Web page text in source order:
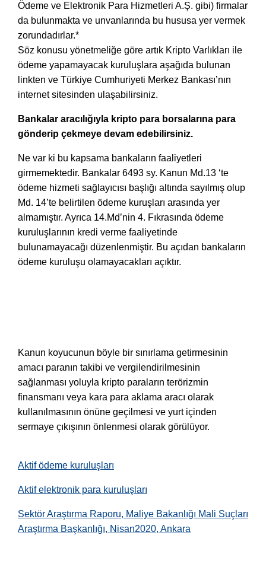
Ödeme ve Elektronik Para Hizmetleri A.Ş. gibi) firmalar
da bulunmakta ve unvanlarında bu hususa yer vermek
zorundadırlar.*
Söz konusu yönetmeliğe göre artık Kripto Varlıkları ile
ödeme yapamayacak kuruluşlara aşağıda bulunan
linkten ve Türkiye Cumhuriyeti Merkez Bankası’nın
internet sitesinden ulaşabilirsiniz.
Bankalar aracılığıyla kripto para borsalarına para
gönderip çekmeye devam edebilirsiniz.
Ne var ki bu kapsama bankaların faaliyetleri
girmemektedir. Bankalar 6493 sy. Kanun Md.13 ‘te
ödeme hizmeti sağlayıcısı başlığı altında sayılmış olup
Md. 14’te belirtilen ödeme kuruşları arasında yer
almamıştır. Ayrıca 14.Md’nin 4. Fıkrasında ödeme
kuruluşlarının kredi verme faaliyetinde
bulunamayacağı düzenlenmiştir. Bu açıdan bankaların
ödeme kuruluşu olamayacakları açıktır.
Kanun koyucunun böyle bir sınırlama getirmesinin
amacı paranın takibi ve vergilendirilmesinin
sağlanması yoluyla kripto paraların terörizmin
finansmanı veya kara para aklama aracı olarak
kullanılmasının önüne geçilmesi ve yurt içinden
sermaye çıkışının önlenmesi olarak görülüyor.
Aktif ödeme kuruluşları
Aktif elektronik para kuruluşları
Sektör Araştırma Raporu, Maliye Bakanlığı Mali Suçları
Araştırma Başkanlığı, Nisan2020, Ankara